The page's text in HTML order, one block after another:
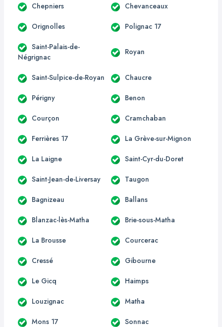
Chepniers Chevanceaux
Orignolles Polignac 17
Saint-Palais-de-
Négrignac
Royan
Saint-Sulpice-de-Royan Chaucre
Périgny Benon
Courçon Cramchaban
Ferrières 17 La Grève-sur-Mignon
La Laigne Saint-Cyr-du-Doret
Saint-Jean-de-Liversay Taugon
Bagnizeau Ballans
Blanzac-lès-Matha Brie-sous-Matha
La Brousse Courcerac
Cressé Gibourne
Le Gicq Haimps
Louzignac Matha
Mons 17 Sonnac